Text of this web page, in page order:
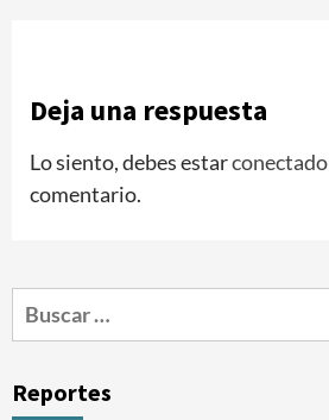
Deja una respuesta
Lo siento, debes estarconectado
comentario.
Buscar:
Reportes